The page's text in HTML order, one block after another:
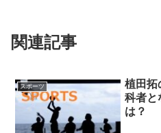
関連記事
スポーツ
植田拓
科者と
は？